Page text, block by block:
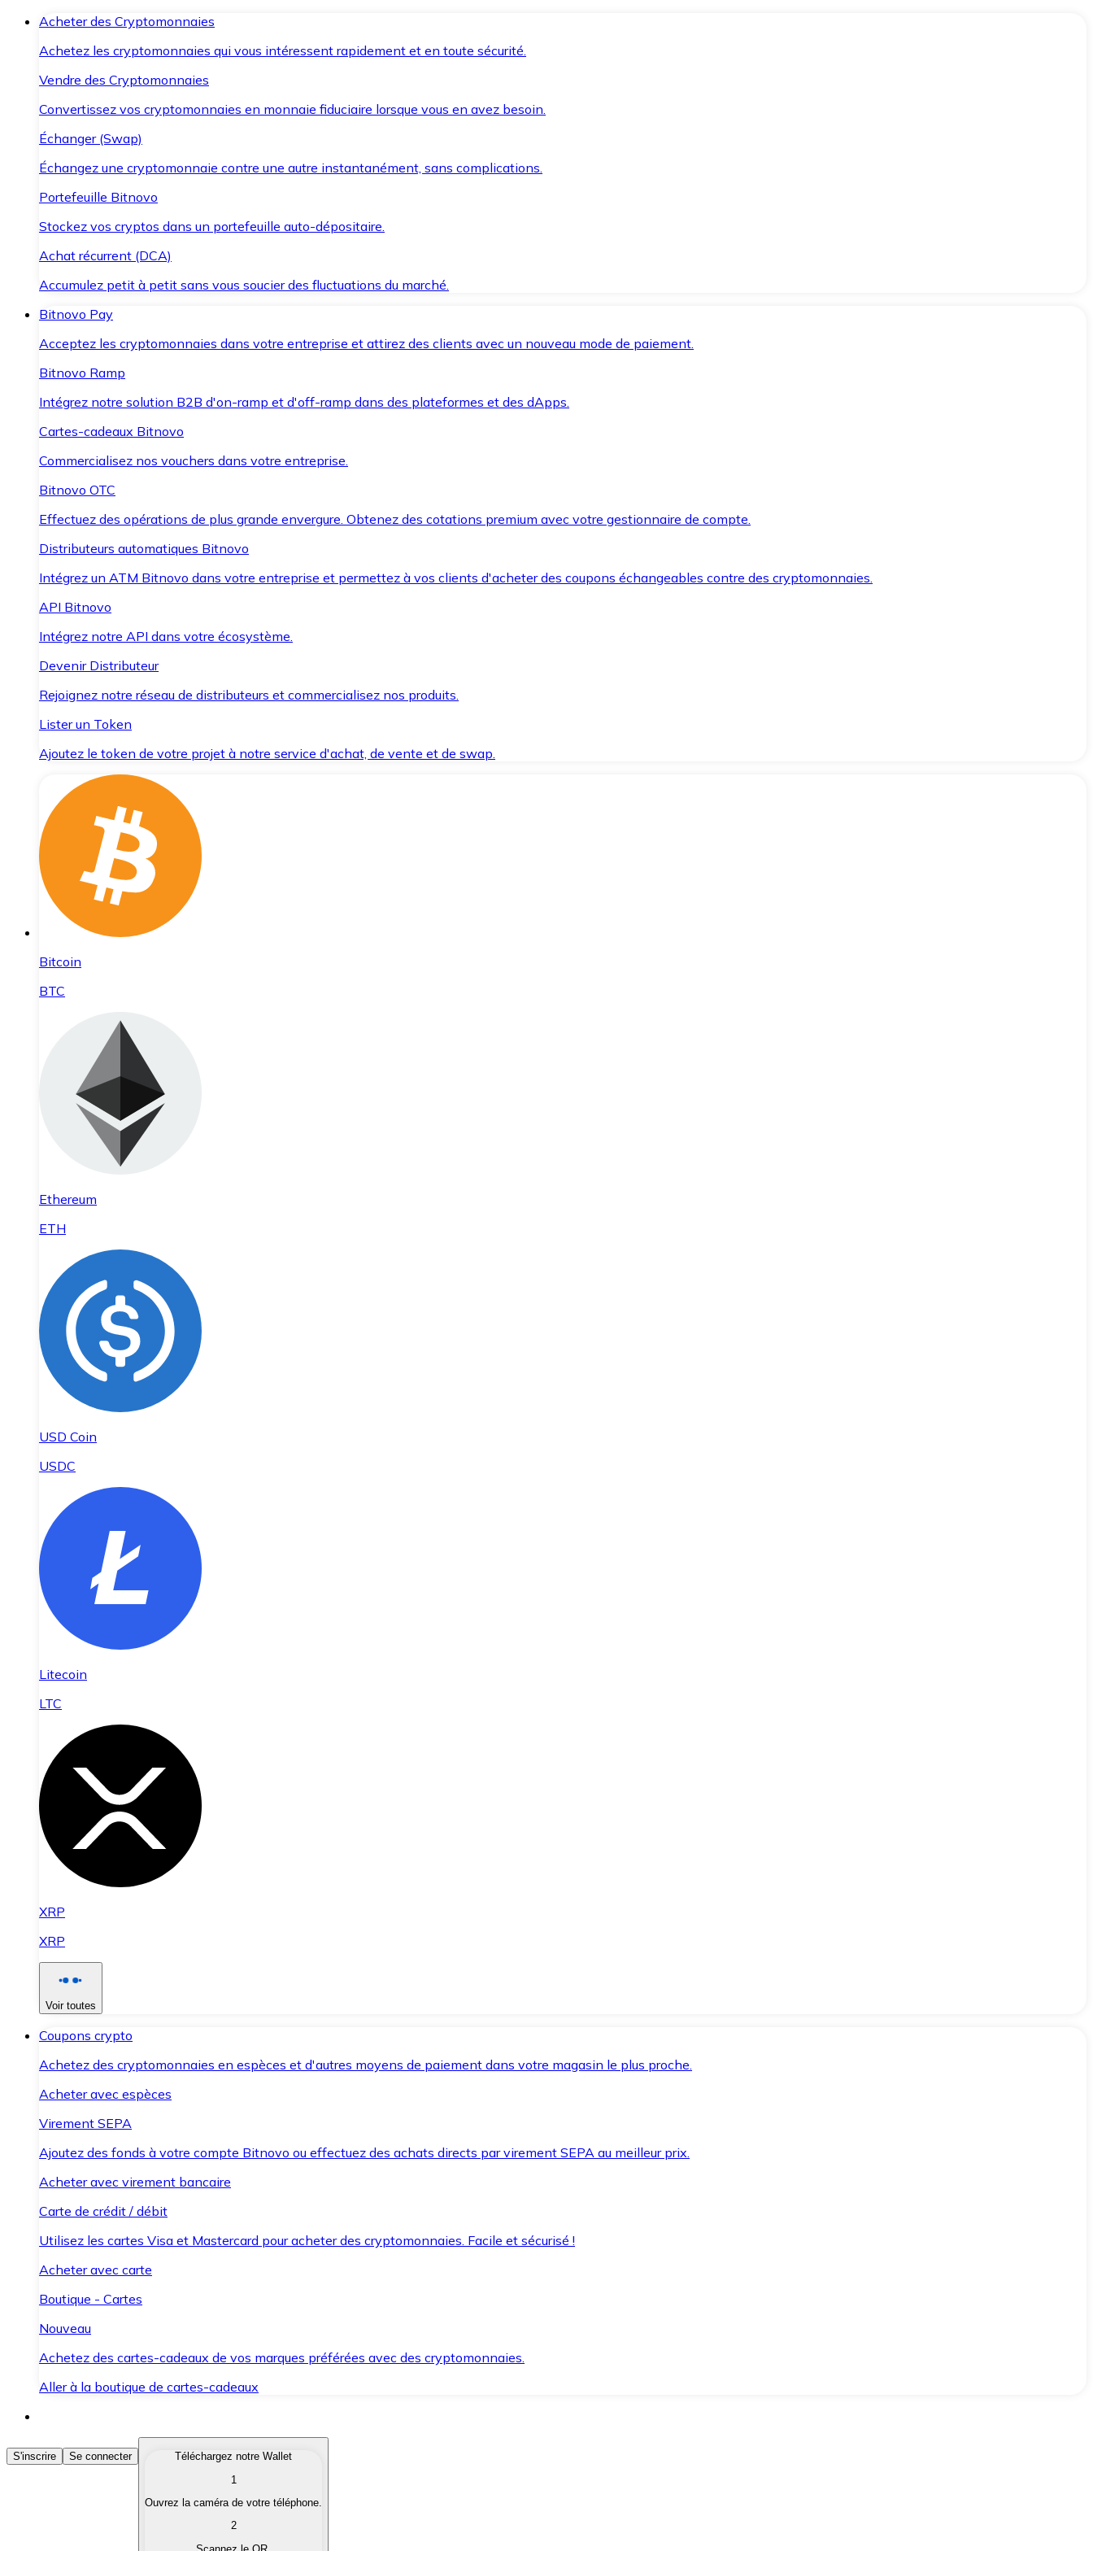
Acheter des Cryptomonnaies
Achetez les cryptomonnaies qui vous intéressent rapidement et en toute sécurité.
Vendre des Cryptomonnaies
Convertissez vos cryptomonnaies en monnaie fiduciaire lorsque vous en avez besoin.
Échanger (Swap)
Échangez une cryptomonnaie contre une autre instantanément, sans complications.
Portefeuille Bitnovo
Stockez vos cryptos dans un portefeuille auto-dépositaire.
Achat récurrent (DCA)
Accumulez petit à petit sans vous soucier des fluctuations du marché.
Bitnovo Pay
Acceptez les cryptomonnaies dans votre entreprise et attirez des clients avec un nouveau mode de paiement.
Bitnovo Ramp
Intégrez notre solution B2B d'on-ramp et d'off-ramp dans des plateformes et des dApps.
Cartes-cadeaux Bitnovo
Commercialisez nos vouchers dans votre entreprise.
Bitnovo OTC
Effectuez des opérations de plus grande envergure. Obtenez des cotations premium avec votre gestionnaire de compte.
Distributeurs automatiques Bitnovo
Intégrez un ATM Bitnovo dans votre entreprise et permettez à vos clients d'acheter des coupons échangeables contre des cryptomonnaies.
API Bitnovo
Intégrez notre API dans votre écosystème.
Devenir Distributeur
Rejoignez notre réseau de distributeurs et commercialisez nos produits.
Lister un Token
Ajoutez le token de votre projet à notre service d'achat, de vente et de swap.
Bitcoin
BTC
Ethereum
ETH
USD Coin
USDC
Litecoin
LTC
XRP
XRP
Voir toutes
Coupons crypto
Achetez des cryptomonnaies en espèces et d'autres moyens de paiement dans votre magasin le plus proche.
Acheter avec espèces
Virement SEPA
Ajoutez des fonds à votre compte Bitnovo ou effectuez des achats directs par virement SEPA au meilleur prix.
Acheter avec virement bancaire
Carte de crédit / débit
Utilisez les cartes Visa et Mastercard pour acheter des cryptomonnaies. Facile et sécurisé !
Acheter avec carte
Boutique - Cartes
Nouveau
Achetez des cartes-cadeaux de vos marques préférées avec des cryptomonnaies.
Aller à la boutique de cartes-cadeaux
Acheter des Cryptomonnaies
Achetez les cryptomonnaies qui vous intéressent rapidement et en toute sécurité.
Convertissez vos cryptomonnaies en monnaie fiduciaire lorsque vous en avez besoin.
S'inscrire Se connecter
Téléchargez notre Wallet
1
Ouvrez la caméra de votre téléphone.
2